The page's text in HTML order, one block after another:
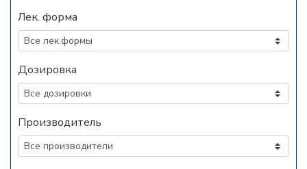
Лек. форма
Дозировка
Производитель